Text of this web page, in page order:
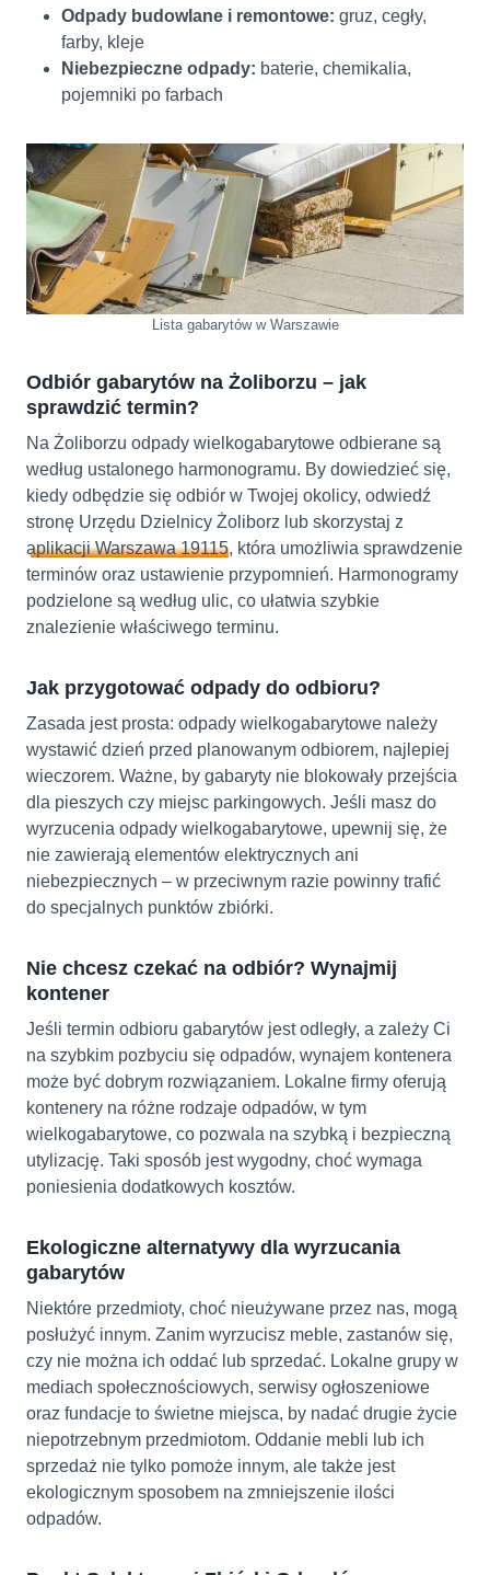
Odpady budowlane i remontowe: gruz, cegły,
farby, kleje
Niebezpieczne odpady: baterie, chemikalia,
pojemniki po farbach
Lista gabarytów w Warszawie
Odbiór gabarytów na Żoliborzu – jak
sprawdzić termin?
Na Żoliborzu odpady wielkogabarytowe odbierane są
według ustalonego harmonogramu. By dowiedzieć się,
kiedy odbędzie się odbiór w Twojej okolicy, odwiedź
stronę Urzędu Dzielnicy Żoliborz lub skorzystaj z
aplikacji Warszawa 19115, która umożliwia sprawdzenie
terminów oraz ustawienie przypomnień. Harmonogramy
podzielone są według ulic, co ułatwia szybkie
znalezienie właściwego terminu.
Jak przygotować odpady do odbioru?
Zasada jest prosta: odpady wielkogabarytowe należy
wystawić dzień przed planowanym odbiorem, najlepiej
wieczorem. Ważne, by gabaryty nie blokowały przejścia
dla pieszych czy miejsc parkingowych. Jeśli masz do
wyrzucenia odpady wielkogabarytowe, upewnij się, że
nie zawierają elementów elektrycznych ani
niebezpiecznych – w przeciwnym razie powinny trafić
do specjalnych punktów zbiórki.
Nie chcesz czekać na odbiór? Wynajmij
kontener
Jeśli termin odbioru gabarytów jest odległy, a zależy Ci
na szybkim pozbyciu się odpadów, wynajem kontenera
może być dobrym rozwiązaniem. Lokalne firmy oferują
kontenery na różne rodzaje odpadów, w tym
wielkogabarytowe, co pozwala na szybką i bezpieczną
utylizację. Taki sposób jest wygodny, choć wymaga
poniesienia dodatkowych kosztów.
Ekologiczne alternatywy dla wyrzucania
gabarytów
Niektóre przedmioty, choć nieużywane przez nas, mogą
posłużyć innym. Zanim wyrzucisz meble, zastanów się,
czy nie można ich oddać lub sprzedać. Lokalne grupy w
mediach społecznościowych, serwisy ogłoszeniowe
oraz fundacje to świetne miejsca, by nadać drugie życie
niepotrzebnym przedmiotom. Oddanie mebli lub ich
sprzedaż nie tylko pomoże innym, ale także jest
ekologicznym sposobem na zmniejszenie ilości
odpadów.